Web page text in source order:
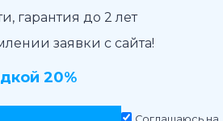
гарантия до 2 лет
заявки с сайта!
20%